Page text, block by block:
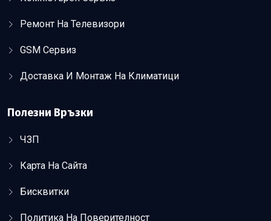
Ремонт На Телевизори
GSM Сервиз
Доставка И Монтаж На Климатици
Полезни Връзки
ЧЗП
Карта На Сайта
Бисквитки
Политика На Поверителност